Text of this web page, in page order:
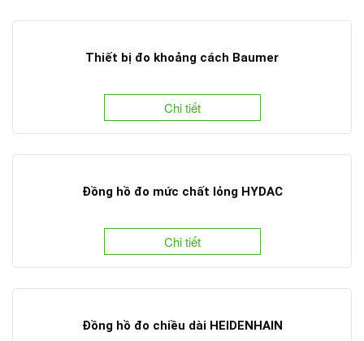
Thiết bị đo khoảng cách Baumer
Chi tiết
Đồng hồ đo mức chất lỏng HYDAC
Chi tiết
Đồng hồ đo chiều dài HEIDENHAIN